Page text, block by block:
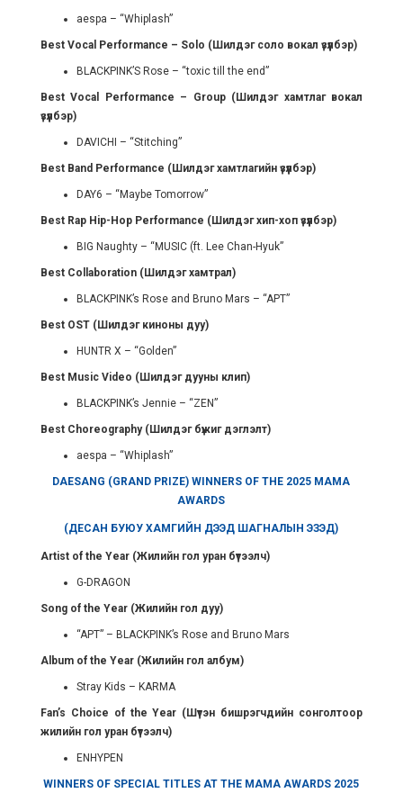
aespa – “Whiplash”
Best Vocal Performance – Solo (Шилдэг соло вокал үзүүлбэр)
BLACKPINK’S Rose – “toxic till the end”
Best Vocal Performance – Group (Шилдэг хамтлаг вокал
үзүүлбэр)
DAVICHI – “Stitching”
Best Band Performance (Шилдэг хамтлагийн үзүүлбэр)
DAY6 – “Maybe Tomorrow”
Best Rap Hip-Hop Performance (Шилдэг хип-хоп үзүүлбэр)
BIG Naughty – “MUSIC (ft. Lee Chan-Hyuk”
Best Collaboration (Шилдэг хамтрал)
BLACKPINK’s Rose and Bruno Mars – “APT”
Best OST (Шилдэг киноны дуу)
HUNTR X – “Golden”
Best Music Video (Шилдэг дууны клип)
BLACKPINK’s Jennie – “ZEN”
Best Choreography (Шилдэг бүжиг дэглэлт)
aespa – “Whiplash”
DAESANG (GRAND PRIZE) WINNERS OF THE 2025 MAMA
AWARDS
(ДЕСАН БУЮУ ХАМГИЙН ДЭЭД ШАГНАЛЫН ЭЗЭД)
Artist of the Year (Жилийн гол уран бүтээлч)
G-DRAGON
Song of the Year (Жилийн гол дуу)
“APT” – BLACKPINK’s Rose and Bruno Mars
Album of the Year (Жилийн гол албум)
Stray Kids – KARMA
Fan’s Choice of the Year (Шүтэн бишрэгчдийн сонголтоор
жилийн гол уран бүтээлч)
ENHYPEN
WINNERS OF SPECIAL TITLES AT THE MAMA AWARDS 2025